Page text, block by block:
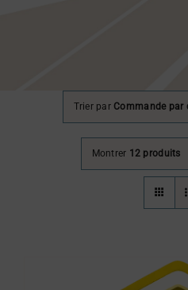
Trier par Commande par
Montrer 12 produits